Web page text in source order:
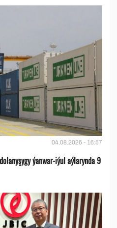
04.08.2026 - 16:57
ýanwar-iýul aýlarynda 9